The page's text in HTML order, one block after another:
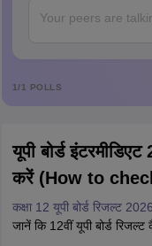
A
Abdulajeezsh
Ajeeez
M
Mohammad
i want to take
S
Sreehari unni
Sreehari HD
1/1 POLLS
यूपी बोर्ड
करें (How to
कक्षा 12 यूपी बोर्ड रिजल्ट 2026
जानें कि 12वीं यूपी बोर्ड